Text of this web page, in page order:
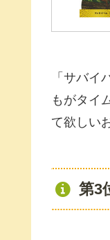
「サバ
もがタイ
て欲しい
第3